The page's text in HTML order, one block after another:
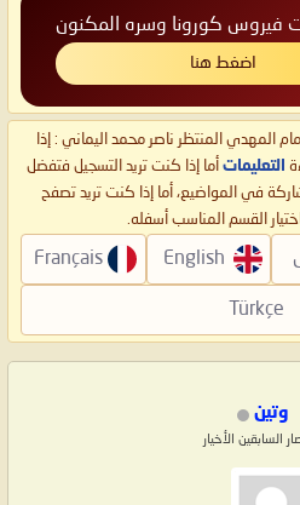
فيروس كورونا وسره المكنون
اضغط هنا
المهدي المنتظر ناصر محمد اليماني : إذا
التعليمات أما إذا كنت تريد التسجيل فتفضل
في المواضيع، أما إذا كنت تريد تصفح
القسم المناسب أسفله.
English
Français
Türkçe
وتين
السابقين الأخيار